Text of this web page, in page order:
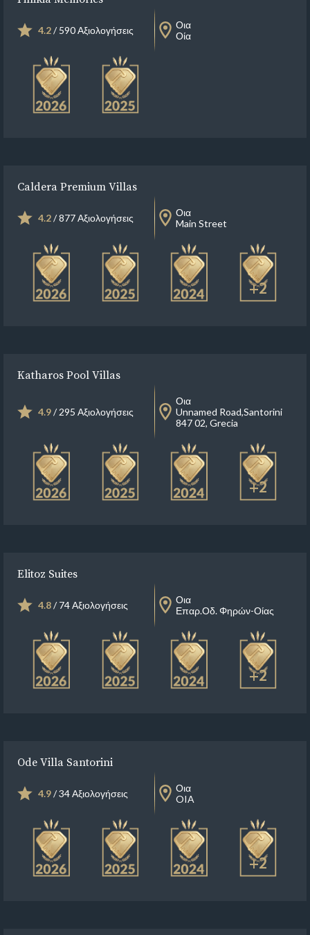
4.2/ 590 Αξιολογήσεις
Οια
Οία
Caldera Premium Villas
4.2/ 877 Αξιολογήσεις
Οια
Main Street
+2
Katharos Pool Villas
4.9/ 295 Αξιολογήσεις
Οια
Unnamed Road,Santorini
847 02, Grecia
+2
Elitoz Suites
4.8/ 74 Αξιολογήσεις
Οια
Επαρ.Οδ. Φηρών-Οίας
+2
Ode Villa Santorini
4.9/ 34 Αξιολογήσεις
Οια
OIA
+2